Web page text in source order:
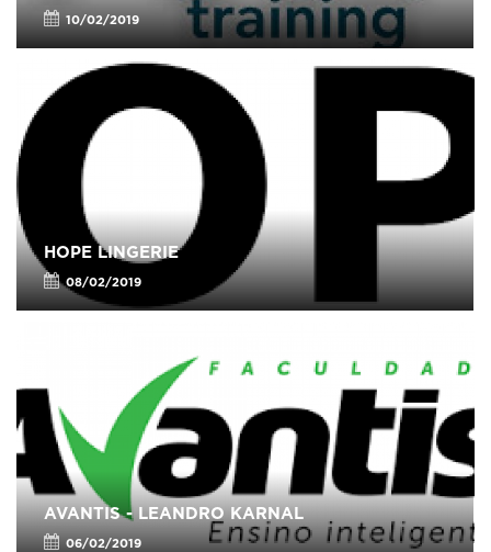
10/02/2019
HOPE LINGERIE
08/02/2019
AVANTIS - LEANDRO KARNAL
06/02/2019